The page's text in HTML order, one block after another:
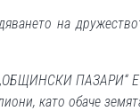
на
ПАЗАРИ“
като обаче